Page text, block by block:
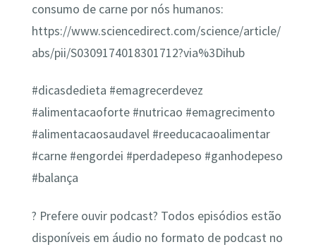
consumo de carne por nós humanos:
https://www.sciencedirect.com/science/article/
abs/pii/S0309174018301712?via%3Dihub
#dicasdedieta​ #emagrecerdevez​
#alimentacaoforte​ #nutricao​ #emagrecimento​
#alimentacaosaudavel​ #reeducacaoalimentar
#carne #engordei #perdadepeso #ganhodepeso
#balança
?️ Prefere ouvir podcast? Todos episódios estão
disponíveis em áudio no formato de podcast no